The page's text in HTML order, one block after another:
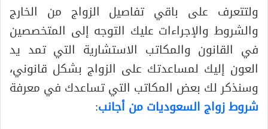
ولتتعرف على باقي تفاصيل الزواج من الخارج
والشروط والإجراءات عليك التوجه إلى المتخصصين
في القانون والمكاتب الاستشارية التي تمد يد
العون إليك لمساعدتك على الزواج بشكل قانوني،
وسنذكر لك بعض المكاتب التي تساعدك في معرفة
شروط زواج السعوديات من أجانب: